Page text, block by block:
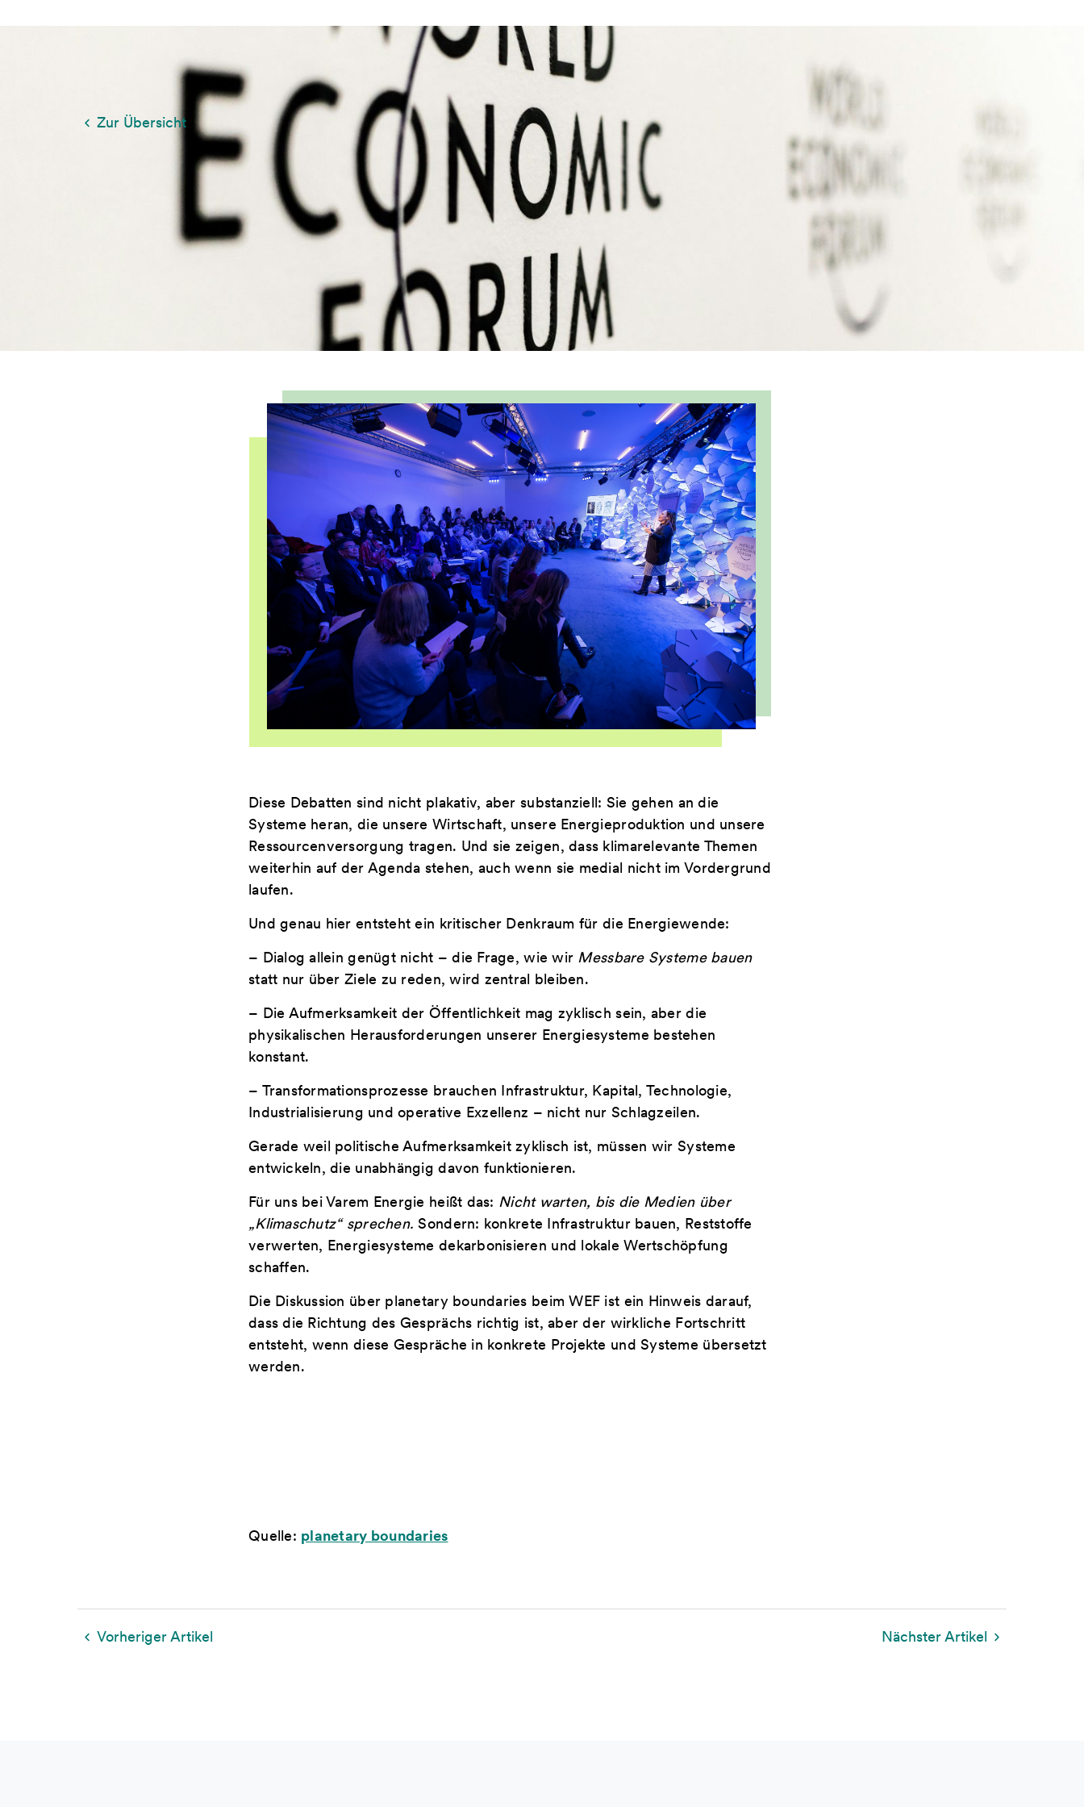
Zur Übersicht
Während die Welt über Trump, Geopolitik und Grönland spricht, passiert
dazwischen etwas wesentlich Substanzielleres.
Beim WEF 2026 dominierte offiziell das Motto „A Spirit of Dialogue“ – also
der Austausch darüber, wie wir in einer fragmentierten Welt gemeinsam
Antworten auf komplexe Probleme finden können.
Viele Schlagzeilen entstanden aus geopolitischen Spannungen. Gleichzeitig
wurde jedoch auch über die Frage diskutiert, wie wir Wohlstand schaffen
können, ohne die ökologischen Grenzen unseres Planeten zu überschreiten –
ein zentraler Punkt der wissenschaftlichen und wirtschaftlichen
Nachhaltigkeitsdebatte.
Diese Debatten sind nicht plakativ, aber substanziell: Sie gehen an die
Systeme heran, die unsere Wirtschaft, unsere Energieproduktion und unsere
Ressourcenversorgung tragen. Und sie zeigen, dass klimarelevante Themen
weiterhin auf der Agenda stehen, auch wenn sie medial nicht im Vordergrund
laufen.
Und genau hier entsteht ein kritischer Denkraum für die Energiewende:
– Dialog allein genügt nicht – die Frage, wie wir Messbare Systeme bauen
statt nur über Ziele zu reden, wird zentral bleiben.
– Die Aufmerksamkeit der Öffentlichkeit mag zyklisch sein, aber die
physikalischen Herausforderungen unserer Energiesysteme bestehen
konstant.
– Transformationsprozesse brauchen Infrastruktur, Kapital, Technologie,
Industrialisierung und operative Exzellenz – nicht nur Schlagzeilen.
Gerade weil politische Aufmerksamkeit zyklisch ist, müssen wir Systeme
entwickeln, die unabhängig davon funktionieren.
Für uns bei Varem Energie heißt das: Nicht warten, bis die Medien über
„Klimaschutz“ sprechen. Sondern: konkrete Infrastruktur bauen, Reststoffe
verwerten, Energiesysteme dekarbonisieren und lokale Wertschöpfung
schaffen.
Die Diskussion über planetary boundaries beim WEF ist ein Hinweis darauf,
dass die Richtung des Gesprächs richtig ist, aber der wirkliche Fortschritt
entsteht, wenn diese Gespräche in konkrete Projekte und Systeme übersetzt
werden.
Quelle: planetary boundaries
Vorheriger Artikel Nächster Artikel